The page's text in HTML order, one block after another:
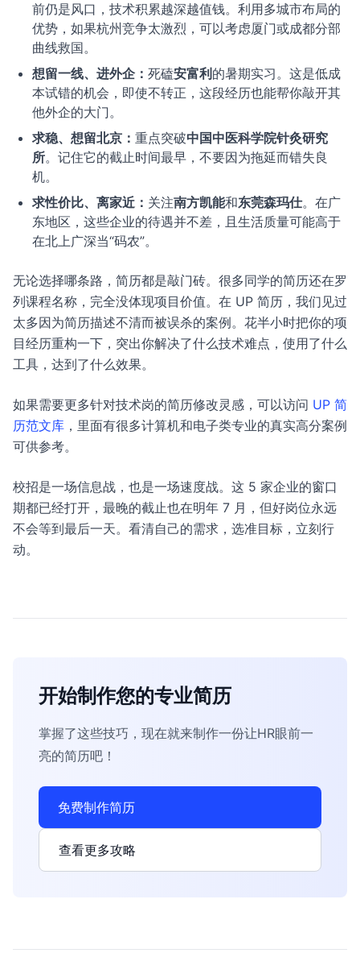
前仍是风口，技术积累越深越值钱。利用多城市布局的
优势，如果杭州竞争太激烈，可以考虑厦门或成都分部
曲线救国。
想留一线、进外企： 死磕安富利 的暑期实习。这是低成
本试错的机会，即使不转正，这段经历也能帮你敲开其
他外企的大门。
求稳、想留北京： 重点突破中国中医科学院针灸研究
所。记住它的截止时间最早，不要因为拖延而错失良
机。
求性价比、离家近： 关注南方凯能和东莞森玛仕。在广
东地区，这些企业的待遇并不差，且生活质量可能高于
在北上广深当“码农”。
无论选择哪条路，简历都是敲门砖。很多同学的简历还在罗
列课程名称，完全没体现项目价值。在 UP 简历，我们见过
太多因为简历描述不清而被误杀的案例。花半小时把你的项
目经历重构一下，突出你解决了什么技术难点，使用了什么
工具，达到了什么效果。
如果需要更多针对技术岗的简历修改灵感，可以访问 UP 简
历范文库 ，里面有很多计算机和电子类专业的真实高分案例
可供参考。
校招是一场信息战，也是一场速度战。这 5 家企业的窗口
期都已经打开，最晚的截止也在明年 7 月，但好岗位永远
不会等到最后一天。看清自己的需求，选准目标，立刻行
动。
开始制作您的专业简历
掌握了这些技巧，现在就来制作一份让HR眼前一
亮的简历吧！
免费制作简历
查看更多攻略